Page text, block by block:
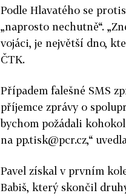
Podle Hlavatého se
„naprosto nechutně“.
vojáci, je největší dno,
ČTK.
Případem falešné SMS
příjemce zprávy o
bychom požádali
na pp.tisk@pcr.cz,“
Pavel získal v prvním
Babiš, který skončil